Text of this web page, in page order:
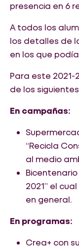
presencia en 6
A todos los
los detalles de
en los que
Para este
de los
En campañas:
“Recicla
al medio
2021” el
en general.
En programas:
Crea+ con